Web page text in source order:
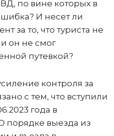
по вине которых в
И несет ли
за то, что туриста не
он не смог
путевкой?
контроля за
с тем, что вступили
года в
порядке выезда из